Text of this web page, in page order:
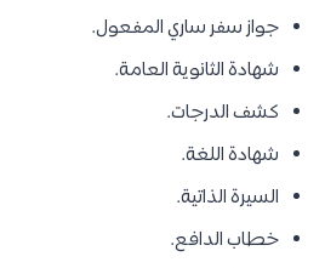
جواز سفر ساري المفعول.
شهادة الثانوية العامة.
كشف الدرجات.
شهادة اللغة.
السيرة الذاتية.
خطاب الدافع.